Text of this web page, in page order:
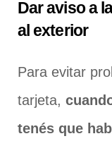
Dar aviso a
al exterior
Para evitar
tarjeta,
tenés que